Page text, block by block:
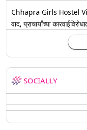
Chhapra Girls Hostel
वाद, प्राचार्यांच्या
SOCIALLY